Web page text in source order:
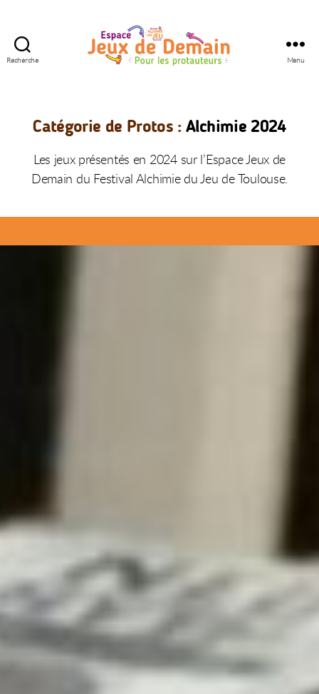
Recherche
Demain
Menu
Catégorie de Protos : Alchimie 2024
Les jeux présentés en 2024 sur l’Espace Jeux de
Demain du Festival Alchimie du Jeu de Toulouse.